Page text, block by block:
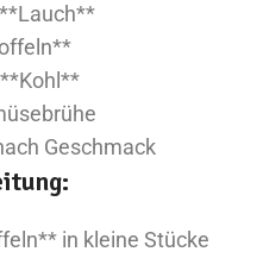
Geschmack
in kleine Stücke